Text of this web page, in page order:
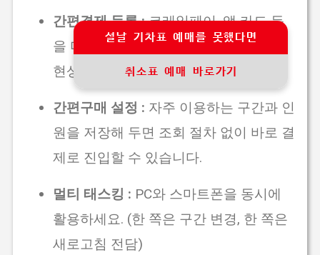
간편결제 등록 :코레일페이, 앱 카드 등
을 미리 등록하여 결제 단계에서의 튕김
현상을 방지합니다.
간편구매 설정 : 자주 이용하는 구간과 인
원을 저장해 두면 조회 절차 없이 바로 결
제로 진입할 수 있습니다.
멀티 태스킹 : PC와 스마트폰을 동시에
활용하세요. (한 쪽은 구간 변경, 한 쪽은
새로고침 전담)
설날 기차표 예매를 못했다면
취소표 예매 바로가기